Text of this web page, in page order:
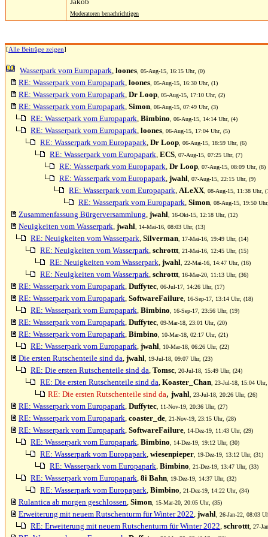
Moderatoren benachrichtigen
[Alle Beiträge zeigen]
Wasserpark vom Europapark, loones , 05-Aug-15, 16:15 Uhr, (0)
RE: Wasserpark vom Europapark, loones , 05-Aug-15, 16:30 Uhr, (1)
RE: Wasserpark vom Europapark, Dr Loop , 05-Aug-15, 17:10 Uhr, (2)
RE: Wasserpark vom Europapark, Simon , 06-Aug-15, 07:49 Uhr, (3)
RE: Wasserpark vom Europapark, Bimbino , 06-Aug-15, 14:14 Uhr, (4)
RE: Wasserpark vom Europapark, loones , 06-Aug-15, 17:04 Uhr, (5)
RE: Wasserpark vom Europapark, Dr Loop , 06-Aug-15, 18:59 Uhr, (6)
RE: Wasserpark vom Europapark, ECS , 07-Aug-15, 07:25 Uhr, (7)
RE: Wasserpark vom Europapark, Dr Loop , 07-Aug-15, 08:09 Uhr, (8)
RE: Wasserpark vom Europapark, jwahl , 07-Aug-15, 22:15 Uhr, (9)
RE: Wasserpark vom Europapark, ALeXX , 08-Aug-15, 11:38 Uhr,
RE: Wasserpark vom Europapark, Simon , 08-Aug-15, 19:50
Zusammenfassung Bürgerversammlung, jwahl , 16-Okt-15, 12:18 Uhr, (12)
Neuigkeiten vom Wasserpark, jwahl , 14-Mai-16, 08:03 Uhr, (13)
RE: Neuigkeiten vom Wasserpark, Silverman , 17-Mai-16, 19:49 Uhr, (14)
RE: Neuigkeiten vom Wasserpark, schrottt , 21-Mai-16, 12:45 Uhr, (15)
RE: Neuigkeiten vom Wasserpark, jwahl , 22-Mai-16, 14:47 Uhr, (16)
RE: Neuigkeiten vom Wasserpark, schrottt , 16-Mar-20, 11:13 Uhr, (36)
RE: Wasserpark vom Europapark, Duffytec , 06-Jul-17, 14:26 Uhr, (17)
RE: Wasserpark vom Europapark, SoftwareFailure , 16-Sep-17, 13:14 Uhr, (18)
RE: Wasserpark vom Europapark, Bimbino , 16-Sep-17, 23:56 Uhr, (19)
RE: Wasserpark vom Europapark, Duffytec , 09-Mar-18, 23:01 Uhr, (20)
RE: Wasserpark vom Europapark, Bimbino , 10-Mar-18, 02:17 Uhr, (21)
RE: Wasserpark vom Europapark, jwahl , 10-Mar-18, 06:26 Uhr, (22)
Die ersten Rutschenteile sind da, jwahl , 19-Jul-18, 09:07 Uhr, (23)
RE: Die ersten Rutschenteile sind da, Tomsc , 20-Jul-18, 15:49 Uhr, (24)
RE: Die ersten Rutschenteile sind da, Koaster_Chan , 23-Jul-18, 15:04
RE: Die ersten Rutschenteile sind da, jwahl , 23-Jul-18, 20:26 Uhr, (26)
RE: Wasserpark vom Europapark, Duffytec , 11-Nov-19, 20:36 Uhr, (27)
RE: Wasserpark vom Europapark, coaster_de , 21-Nov-19, 23:15 Uhr, (28)
RE: Wasserpark vom Europapark, SoftwareFailure , 14-Dez-19, 11:43 Uhr, (29)
RE: Wasserpark vom Europapark, Bimbino , 14-Dez-19, 19:12 Uhr, (30)
RE: Wasserpark vom Europapark, wiesenpieper , 19-Dez-19, 13:12 Uhr, (31)
RE: Wasserpark vom Europapark, Bimbino , 21-Dez-19, 13:47 Uhr, (33)
RE: Wasserpark vom Europapark, 8i Bahn , 19-Dez-19, 14:37 Uhr, (32)
RE: Wasserpark vom Europapark, Bimbino , 21-Dez-19, 14:22 Uhr, (34)
Rulantica ab morgen geschlossen, Simon , 15-Mar-20, 20:05 Uhr, (35)
Erweiterung mit neuem Rutschenturm für Winter 2022, jwahl , 26-Jan-22, 08:03
RE: Erweiterung mit neuem Rutschenturm für Winter 2022, schrottt , 27-